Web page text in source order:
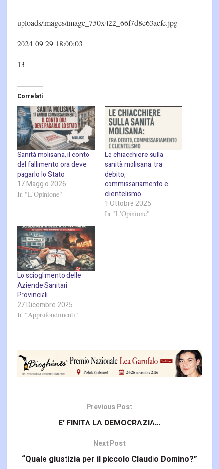
uploads/images/image_750x422_66f7d8e63acfe.jpg
2024-09-29 18:00:03
13
Correlati
Sanità molisana, il conto
del fallimento ora deve
pagarlo lo Stato
17 Maggio 2026
In "L'Opinione"
Le chiacchiere sulla
sanità molisana: tra
debito,
commissariamento e
clientelismo
1 Ottobre 2025
In "L'Opinione"
Lo scioglimento delle
Aziende Sanitari
Provinciali
27 Dicembre 2025
In "Approfondimenti"
Previous Post
E’ FINITA LA DEMOCRAZIA…
Next Post
“Quale giustizia per il piccolo Claudio Domino?”